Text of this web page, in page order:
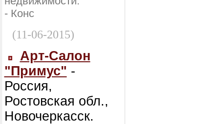
- Конс
(11-06-2015)
Арт-Салон
"Примус" -
Россия,
Ростовская обл.,
Новочеркасск.